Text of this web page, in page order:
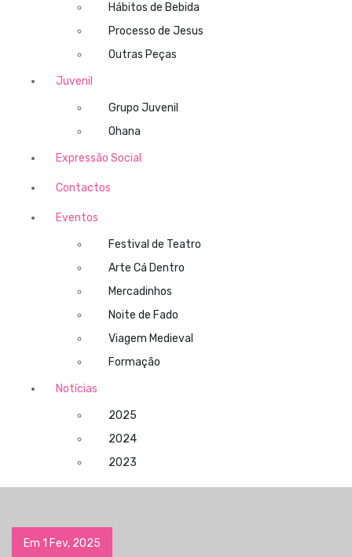
Hábitos de Bebida
Processo de Jesus
Outras Peças
Juvenil
Grupo Juvenil
Ohana
Expressão Social
Contactos
Eventos
Festival de Teatro
Arte Cá Dentro
Mercadinhos
Noite de Fado
Viagem Medieval
Formação
Notícias
2025
2024
2023
Em 1 Fev, 2025